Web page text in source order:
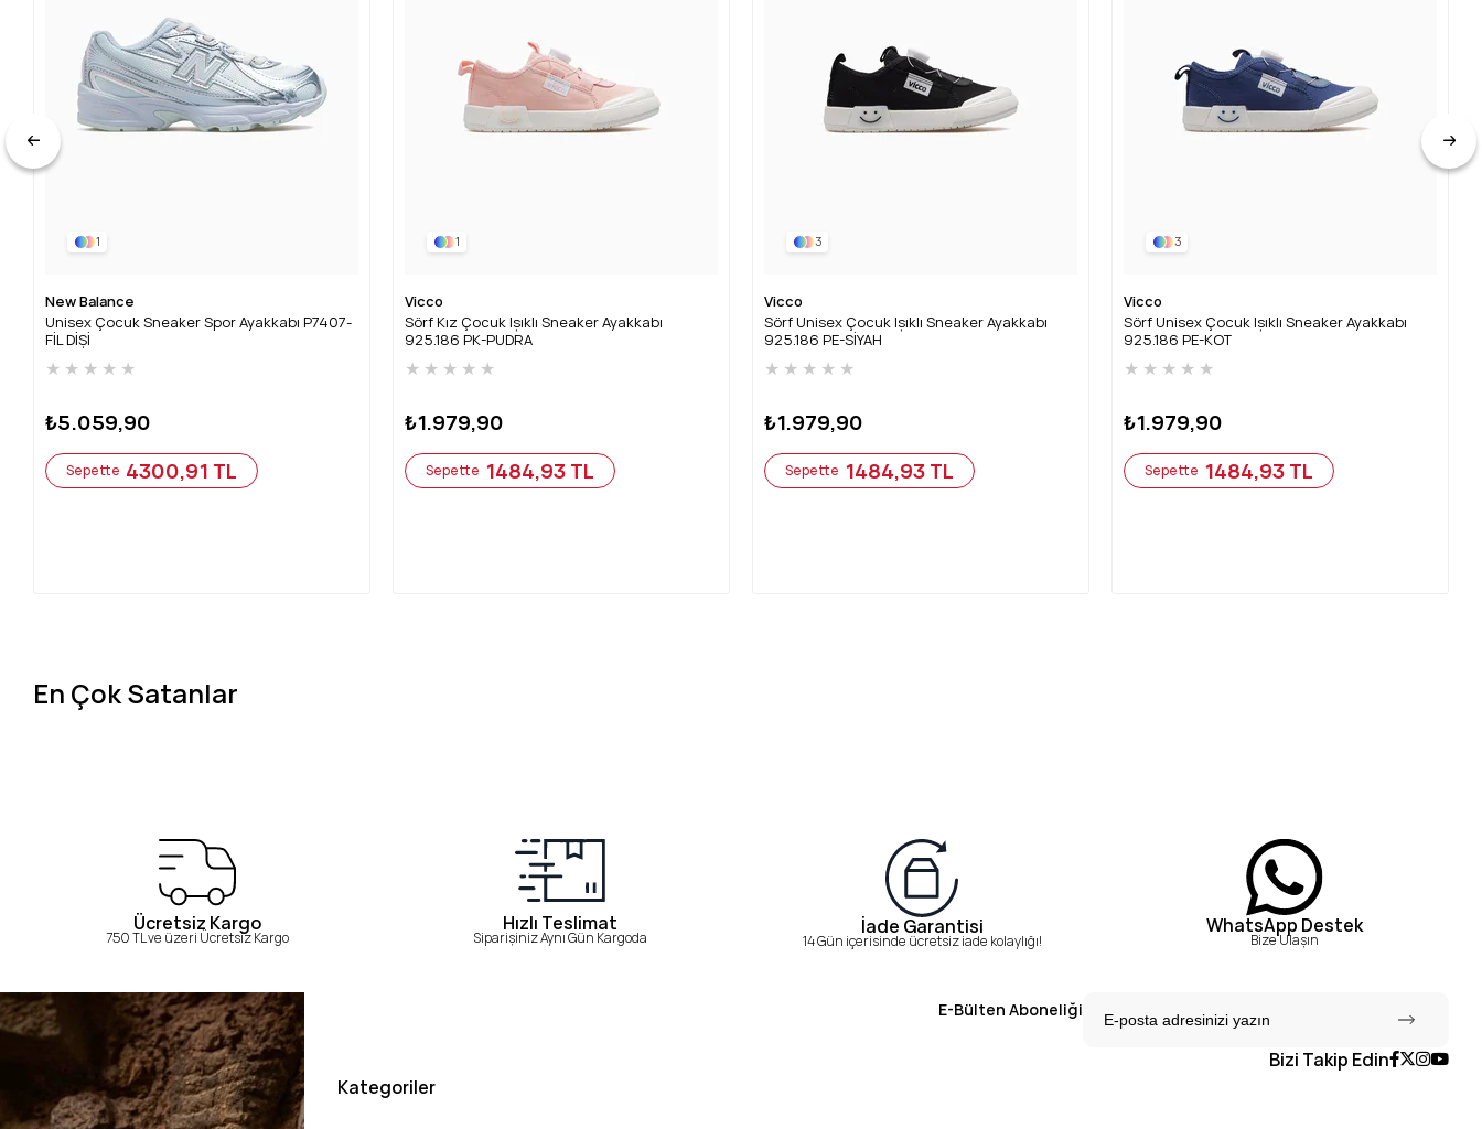
1
New Balance
Unisex Çocuk Sneaker Spor Ayakkabı P7407-
FİL DİŞİ
★ ★ ★ ★ ★
₺5.059,90
Sepette 4300,91 TL
1
Vicco
Sörf Kız Çocuk Işıklı Sneaker Ayakkabı
925.186 PK-PUDRA
★ ★ ★ ★ ★
₺1.979,90
Sepette 1484,93 TL
3
Vicco
Sörf Unisex Çocuk Işıklı Sneaker Ayakkabı
925.186 PE-SİYAH
★ ★ ★ ★ ★
₺1.979,90
Sepette 1484,93 TL
3
Vicco
Sörf Unisex Çocuk Işıklı Sneaker Ayakkabı
925.186 PE-KOT
★ ★ ★ ★ ★
₺1.979,90
Sepette 1484,93 TL
En Çok Satanlar
Ücretsiz Kargo
750 TL ve üzeri Ücretsiz Kargo
Hızlı Teslimat
Siparişiniz Aynı Gün Kargoda İade Garantisi
14 Gün içerisinde ücretsiz iade kolaylığı!
WhatsApp Destek
Bize Ulaşın
E-Bülten Aboneliği
Bizi Takip Edin
Kategoriler